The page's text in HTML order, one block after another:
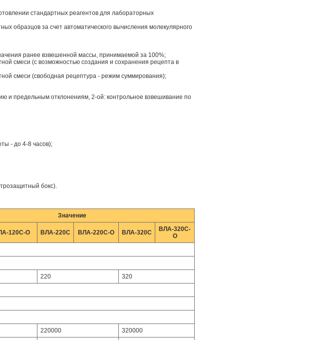
стандартных реагентов для лабораторных
образцов за счет автоматического вычисления молекулярного
ранее взвешенной массы, принимаемой за 100%;
смеси (с возможностью создания и сохранения рецепта в
смеси (свободная рецептура - режим суммирования);
и предельным отклонениям, 2-ой: контрольное взвешивание по
- до 4-8 часов);
бокс).
Значение
120С-O ВЛА-220C ВЛА-220С-O ВЛА-320C
ВЛА-320С-
O
220
320
220000
320000